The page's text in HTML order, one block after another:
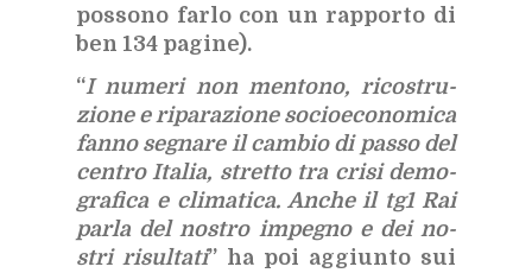
pos­so­no far­lo con un rap­por­to di
ben 134 pa­gi­ne).
“I nu­me­ri non men­to­no, ri­co­stru­
zio­ne e ri­pa­ra­zio­ne so­cioe­co­no­mi­ca
fan­no se­gna­re il cam­bio di pas­so del
cen­tro Ita­lia, stret­to tra cri­si de­mo­
gra­fi­ca e cli­ma­ti­ca. An­che il tg1 Rai
par­la del no­stro im­pe­gno e dei no­
stri ri­sul­ta­ti” ha poi ag­giun­to sui